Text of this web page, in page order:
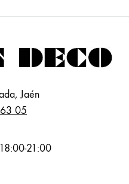
Jaén
05
21:00